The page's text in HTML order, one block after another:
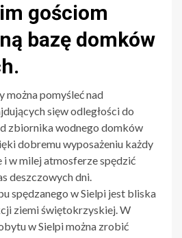
gościom
bazę domków
pomyśleć nad
sięw odległości do
zbiornika wodnego domków
dobremu wyposażeniu każdy
w milej atmosferze spędzić
deszczowych dni.
spędzanego w Sielpi jest bliska
ziemi świętokrzyskiej. W
w Sielpi można zrobić